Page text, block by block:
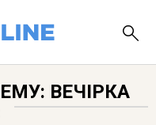
ВЕЧІРКА